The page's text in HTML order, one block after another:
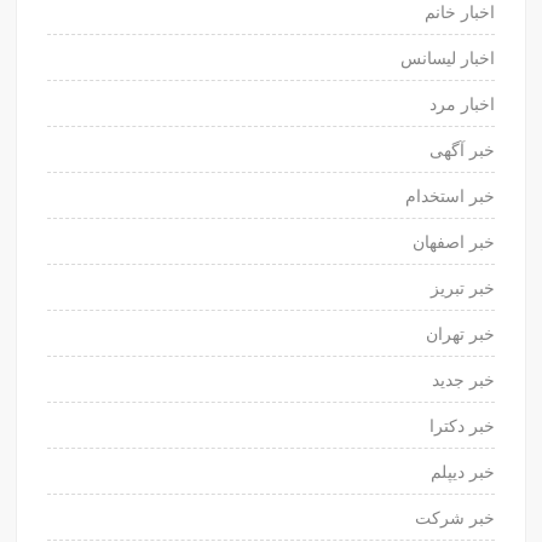
اخبار خانم
اخبار لیسانس
اخبار مرد
خبر آگهی
خبر استخدام
خبر اصفهان
خبر تبریز
خبر تهران
خبر جدید
خبر دکترا
خبر دیپلم
خبر شرکت